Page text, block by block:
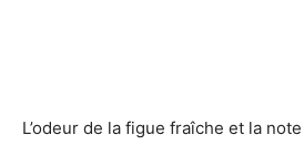
L’odeur de la figue fraîche et la